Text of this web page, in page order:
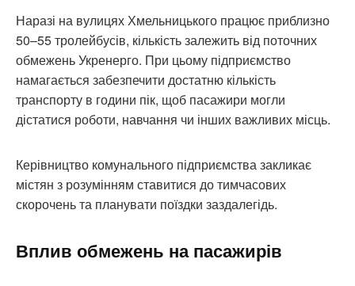
Наразі на вулицях Хмельницького працює приблизно
50–55 тролейбусів, кількість залежить від поточних
обмежень Укренерго. При цьому підприємство
намагається забезпечити достатню кількість
транспорту в години пік, щоб пасажири могли
дістатися роботи, навчання чи інших важливих місць.
Керівництво комунального підприємства закликає
містян з розумінням ставитися до тимчасових
скорочень та планувати поїздки заздалегідь.
Вплив обмежень на пасажирів